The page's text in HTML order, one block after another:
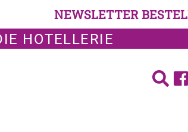
NEWSLETTER
HOTELLERIE